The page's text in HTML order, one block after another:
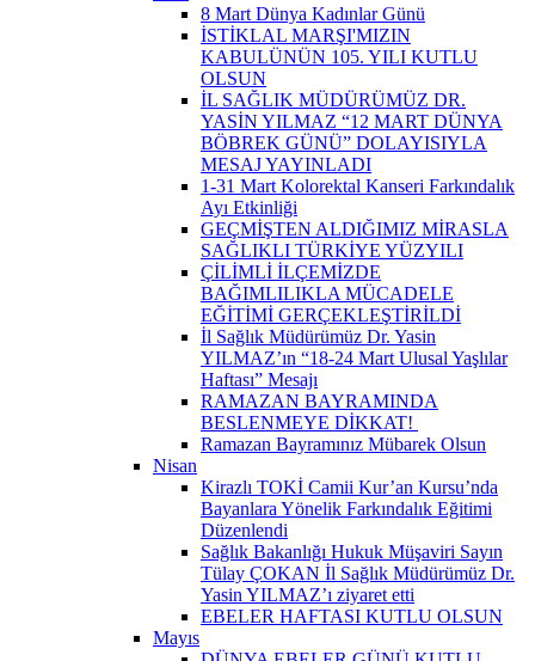
8 Mart Dünya Kadınlar Günü
İSTİKLAL MARŞI'MIZIN
KABULÜNÜN 105. YILI KUTLU
OLSUN
İL SAĞLIK MÜDÜRÜMÜZ DR.
YASİN YILMAZ “12 MART DÜNYA
BÖBREK GÜNÜ” DOLAYISIYLA
MESAJ YAYINLADI
1-31 Mart Kolorektal Kanseri Farkındalık
Ayı Etkinliği
GEÇMİŞTEN ALDIĞIMIZ MİRASLA
SAĞLIKLI TÜRKİYE YÜZYILI
ÇİLİMLİ İLÇEMİZDE
BAĞIMLILIKLA MÜCADELE
EĞİTİMİ GERÇEKLEŞTİRİLDİ
İl Sağlık Müdürümüz Dr. Yasin
YILMAZ’ın “18-24 Mart Ulusal Yaşlılar
Haftası” Mesajı
RAMAZAN BAYRAMINDA
BESLENMEYE DİKKAT! ​
Ramazan Bayramınız Mübarek Olsun
Nisan
Kirazlı TOKİ Camii Kur’an Kursu’nda
Bayanlara Yönelik Farkındalık Eğitimi
Düzenlendi
Sağlık Bakanlığı Hukuk Müşaviri Sayın
Tülay ÇOKAN İl Sağlık Müdürümüz Dr.
Yasin YILMAZ’ı ziyaret etti
EBELER HAFTASI KUTLU OLSUN
Mayıs